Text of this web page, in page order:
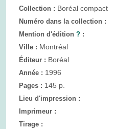
Collection : Boréal compact
Numéro dans la collection :
Mention d'édition ? :
Ville : Montréal
Éditeur : Boréal
Année : 1996
Pages : 145 p.
Lieu d'impression :
Imprimeur :
Tirage :